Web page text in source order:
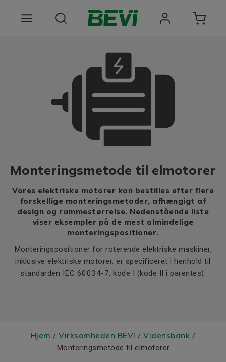
Anvendelsesomrader
Tjenester
Choose language
Monteringsmetode til elmotorer
Vores elektriske motorer kan bestilles efter flere
forskellige monteringsmetoder, afhængigt af
design og rammestørrelse. Nedenstående liste
viser eksempler på de mest almindelige
monteringspositioner.
Monteringspositioner for roterende elektriske maskiner,
inklusive elektriske motorer, er specificeret i henhold til
standarden IEC 60034-7, kode I (kode II i parentes).
Hjem /Virksomheden BEVI /Vidensbank /
Monteringsmetode til elmotorer